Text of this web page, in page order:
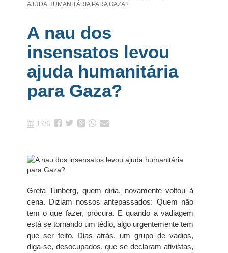
AJUDA HUMANITÁRIA PARA GAZA?
A nau dos
insensatos levou
ajuda humanitária
para Gaza?
17/6
Greta Tunberg, quem diria, novamente voltou à
cena. Diziam nossos antepassados: Quem não
tem o que fazer, procura. E quando a vadiagem
está se tornando um tédio, algo urgentemente tem
que ser feito. Dias atrás, um grupo de vadios,
diga-se, desocupados, que se declaram ativistas,